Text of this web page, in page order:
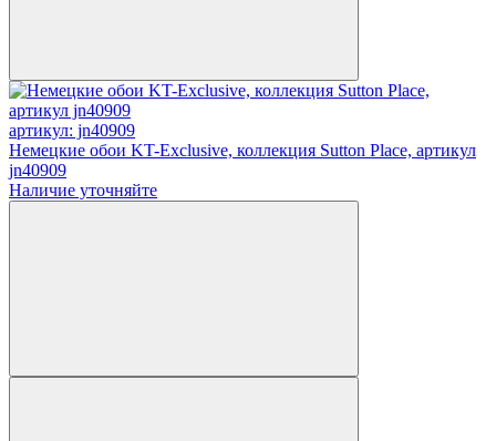
артикул: jn40909
Немецкие обои KT-Exclusive, коллекция Sutton Place, артикул
jn40909
Наличие уточняйте